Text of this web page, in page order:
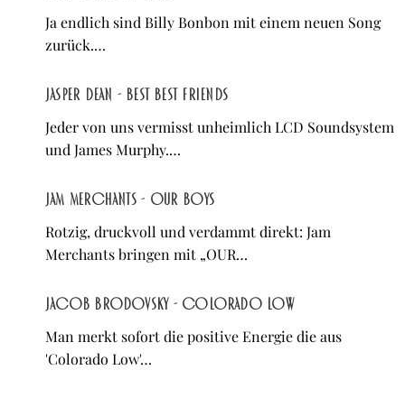
Ja endlich sind Billy Bonbon mit einem neuen Song
zurück.…
jasper dean - BEST BEST FRIENDS
Jeder von uns vermisst unheimlich LCD Soundsystem
und James Murphy.…
Jam Merchants - OUR BOYS
Rotzig, druckvoll und verdammt direkt: Jam
Merchants bringen mit „OUR…
Jacob Brodovsky - Colorado Low
Man merkt sofort die positive Energie die aus
'Colorado Low'…